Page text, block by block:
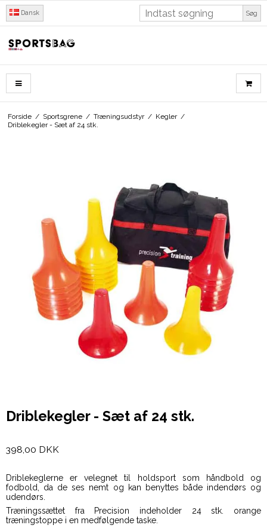
Dansk Søg
Forside / Sportsgrene / Træningsudstyr / Kegler /
Driblekegler - Sæt af 24 stk.
Driblekegler - Sæt af 24 stk.
398,00 DKK
Driblekeglerne er velegnet til holdsport som håndbold og
fodbold, da de ses nemt og kan benyttes både indendørs og
udendørs.
Træningssættet fra Precision indeholder 24 stk. orange
træningstoppe i en medfølgende taske.